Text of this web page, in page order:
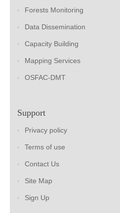
Forests Monitoring
Data Dissemination
Capacity Building
Mapping Services
OSFAC-DMT
Support
Privacy policy
Terms of use
Contact Us
Site Map
Sign Up